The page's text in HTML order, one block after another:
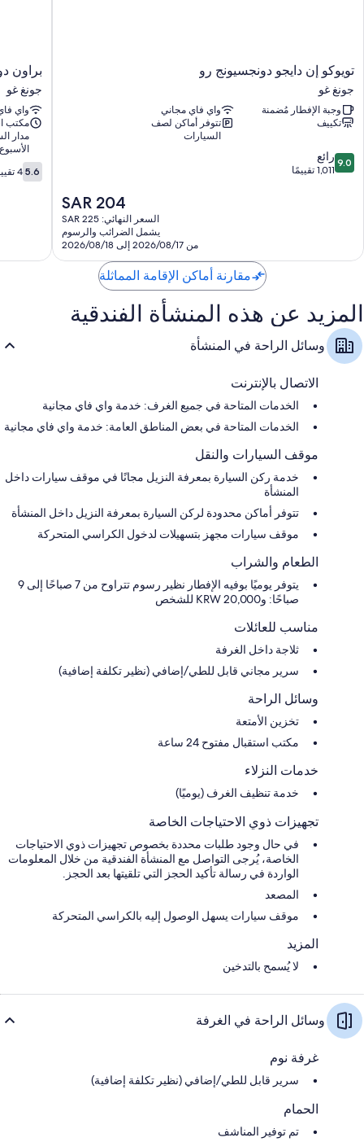
تويوكو
إن
دايجو
دونجسيونج
رو
غو
تويوكو إن دايجو دونجسيونج رو
جونغ غو
وجبة الإفطار مُضمنة
واي فاي مجاني
تكييف
تتوفر أماكن لصف
السيارات
9.0
من
9.0 رائع
1,011 تقييمًا
السعر
الحالي
هو
SAR
204
SAR 204
السعر النهائي: SAR 225
يشمل الضرائب والرسوم
من 2026/08/17 إلى 2026/08/18
براون
دوت
رو
جونغ
براون
جونغ غو
واي
مكتب
مدار
الأسبوع
5.6
من
5.6 4 تقييمات
مقارنة أماكن الإقامة المماثلة
المزيد عن هذه المنشأة الفندقية
وسائل الراحة في المنشأة
الاتصال بالإنترنت
الخدمات المتاحة في جميع الغرف: خدمة واي فاي مجانية
الخدمات المتاحة في بعض المناطق العامة: خدمة واي فاي مجانية
موقف السيارات والنقل
خدمة ركن السيارة بمعرفة النزيل مجانًا في موقف سيارات داخل
المنشأة
تتوفر أماكن محدودة لركن السيارة بمعرفة النزيل داخل المنشأة
موقف سيارات مجهز بتسهيلات لدخول الكراسي المتحركة
الطعام والشراب
يتوفر يوميًا بوفيه الإفطار نظير رسوم تتراوح من 7 صباحًا إلى 9
صباحًا: و20,000 KRW للشخص
مناسب للعائلات
ثلاجة داخل الغرفة
سرير مجاني قابل للطي/إضافي (نظير تكلفة إضافية)
وسائل الراحة
تخزين الأمتعة
مكتب استقبال مفتوح 24 ساعة
خدمات النزلاء
خدمة تنظيف الغرف (يوميًا)
تجهيزات ذوي الاحتياجات الخاصة
في حال وجود طلبات محددة بخصوص تجهيزات ذوي الاحتياجات
الخاصة، يُرجى التواصل مع المنشأة الفندقية من خلال المعلومات
الواردة في رسالة تأكيد الحجز التي تلقيتها بعد الحجز.
المصعد
موقف سيارات يسهل الوصول إليه بالكراسي المتحركة
المزيد
لا يُسمح بالتدخين
وسائل الراحة في الغرفة
غرفة نوم
سرير قابل للطي/إضافي (نظير تكلفة إضافية)
الحمام
تم توفير المناشف